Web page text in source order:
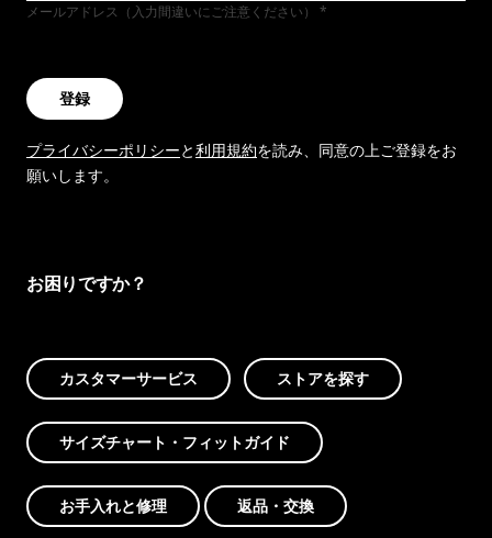
メールアドレス（入力間違いにご注意ください）
登録
プライバシーポリシーと利用規約を読み、同意の上ご登録をお
願いします。
お困りですか？
カスタマーサービス ストアを探す
サイズチャート・フィットガイド
お手入れと修理 返品・交換